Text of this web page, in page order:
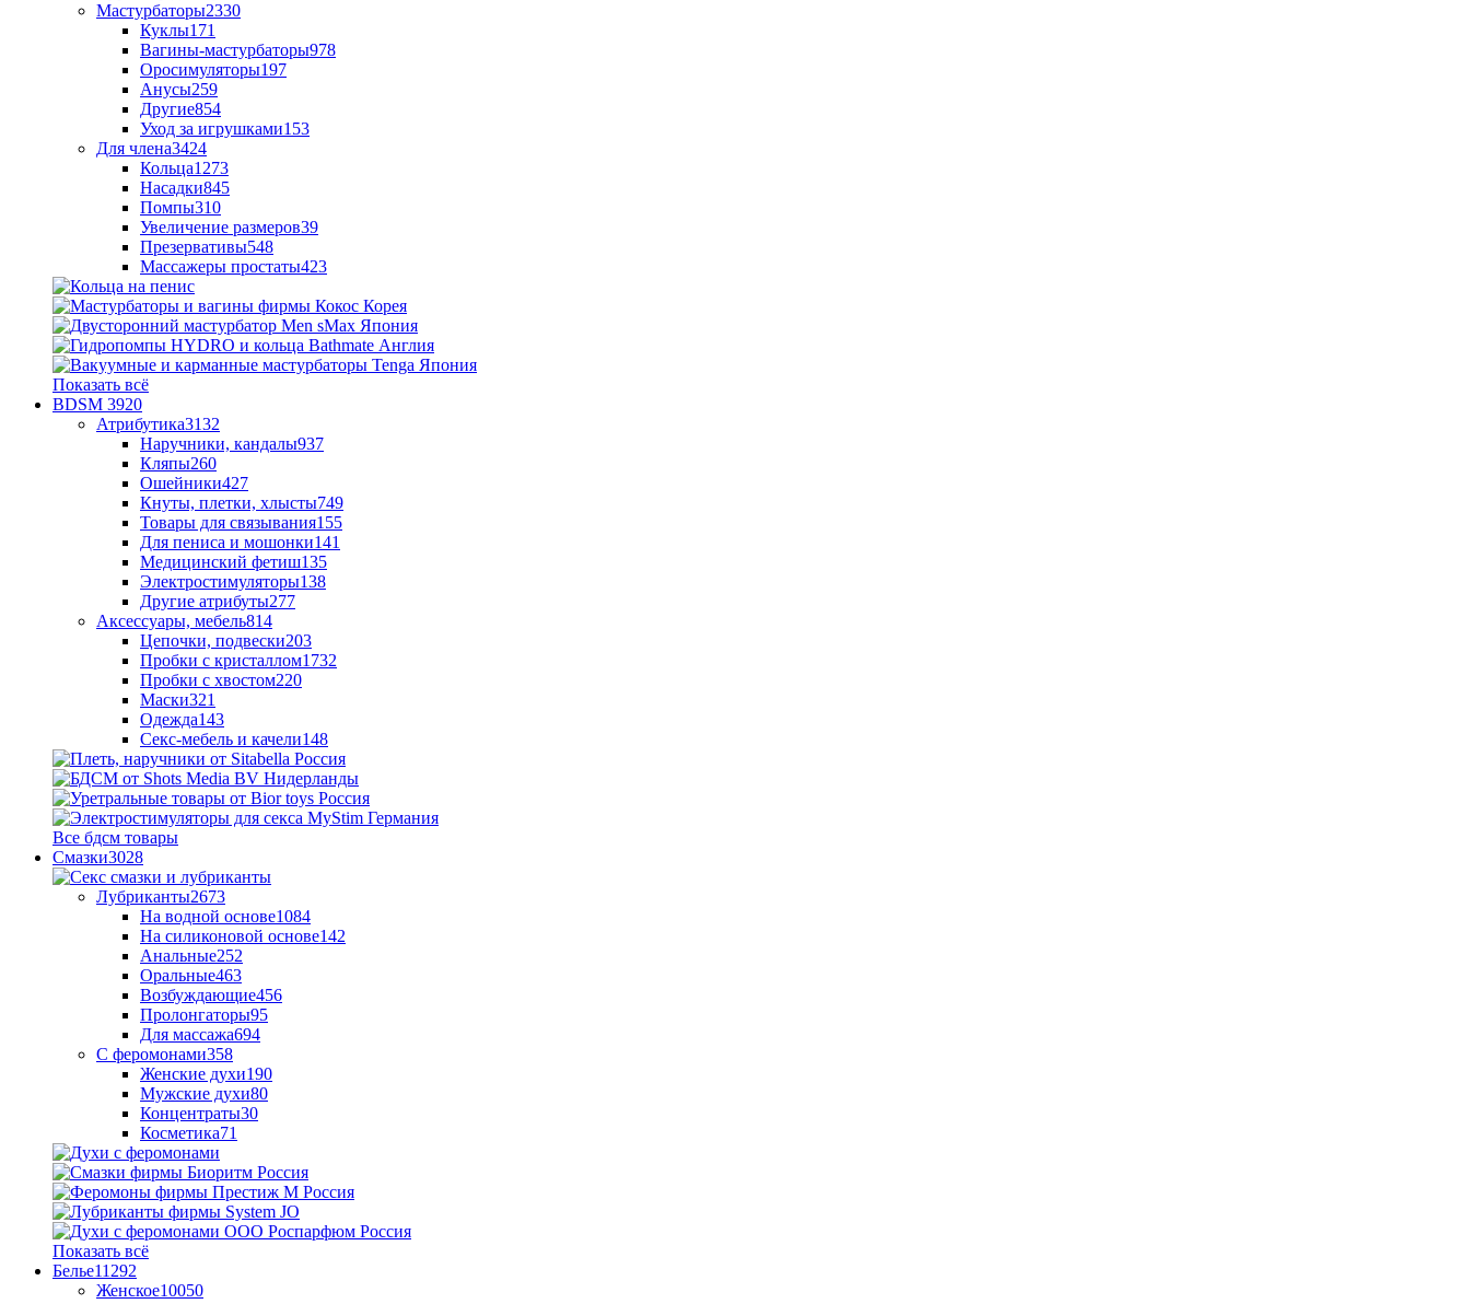
Мастурбаторы2330
Куклы171
Вагины-мастурбаторы978
Оросимуляторы197
Анусы259
Другие854
Уход за игрушками153
Для члена3424
Кольца1273
Насадки845
Помпы310
Увеличение размеров39
Презервативы548
Массажеры простаты423
Показать всё
BDSM 3920
Атрибутика3132
Наручники, кандалы937
Кляпы260
Ошейники427
Кнуты, плетки, хлысты749
Товары для связывания155
Для пениса и мошонки141
Медицинский фетиш135
Электростимуляторы138
Другие атрибуты277
Аксессуары, мебель814
Цепочки, подвески203
Пробки с кристаллом1732
Пробки с хвостом220
Маски321
Одежда143
Секс-мебель и качели148
Все бдсм товары
Смазки3028
Лубриканты2673
На водной основе1084
На силиконовой основе142
Анальные252
Оральные463
Возбуждающие456
Пролонгаторы95
Для массажа694
С феромонами358
Женские духи190
Мужские духи80
Концентраты30
Косметика71
Показать всё
Белье11292
Женское10050